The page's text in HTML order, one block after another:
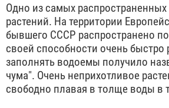
Одно из самых
растений. На территории
бывшего СССР распространено
своей способности очень быстро
заполнять водоемы получило
чума". Очень неприхотливое
свободно плавая в толще воды в